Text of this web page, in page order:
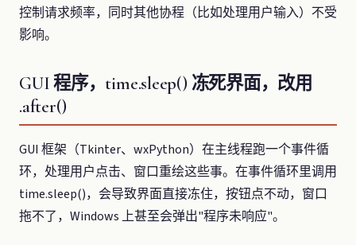
控制请求频率，同时其他协程（比如处理用户输入）不受
影响。
GUI 程序，time.sleep() 冻死界面，改用
.after()
GUI 框架（Tkinter、wxPython）在主线程跑一个事件循
环，处理用户点击、窗口重绘这些事。在事件循环里调用
time.sleep()，会导致界面直接冻住，按钮点不动，窗口
拖不了，Windows 上甚至会弹出"程序未响应"。